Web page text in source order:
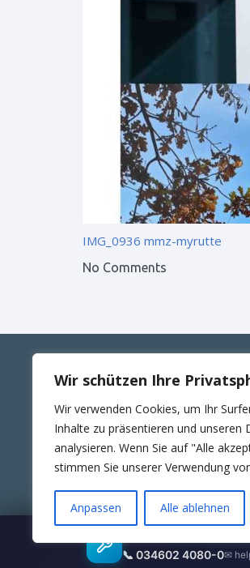
Wir schützen Ihre
Wir verwenden Cookies, um Ihr
Inhalte zu präsentieren und unseren
analysieren. Wenn Sie auf "Alle
stimmen Sie unserer Verwendung
Anpassen Alle ablehnen
IMG_0936 mmz-myrutte
No Comments
ANSCHRIFT
RUTTE Sicherungstechnik
Wilhelm-Külz-Str.4
06188 Landsberg
© 2025 RUTTE
📞 034602 4080-0✉